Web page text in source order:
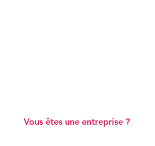
Vous êtes une entreprise ?